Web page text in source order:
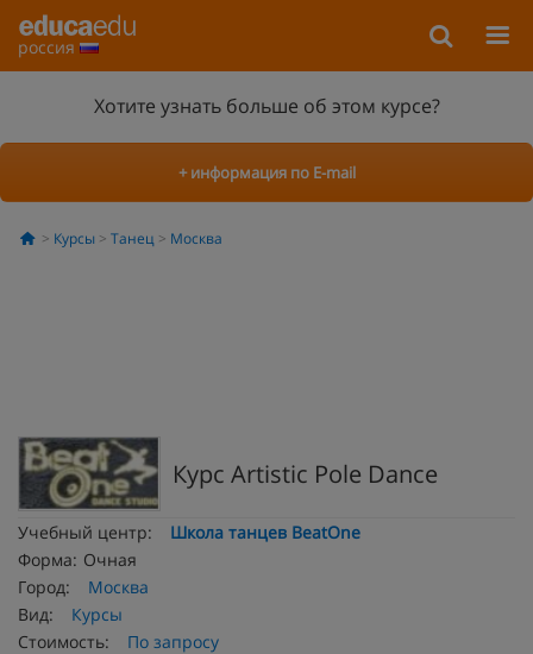
россия
Хотите узнать больше об этом курсе?
+ информация по E-mail
Курсы Танец Москва
Курс Artistic Pole Dance
Учебный центр:
Школа танцев BeatOne
Форма: Очная
Город:
Москва
Вид:
Курсы
Стоимость:
По запросу